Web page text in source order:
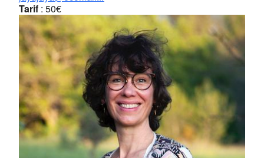
Tarif : 50€